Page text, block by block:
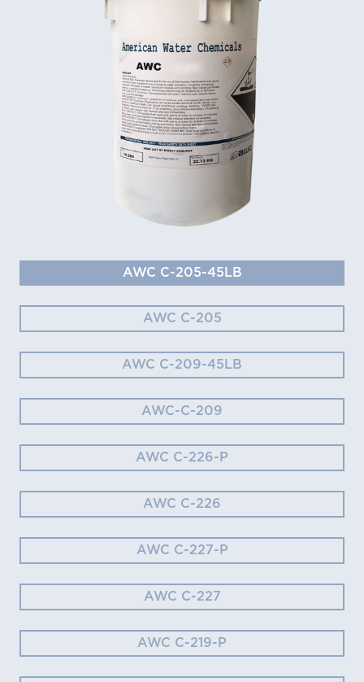
AWC C-205-45LB
AWC C-205
AWC C-209-45LB
AWC-C-209
AWC C-226-P
AWC C-226
AWC C-227-P
AWC C-227
AWC C-219-P